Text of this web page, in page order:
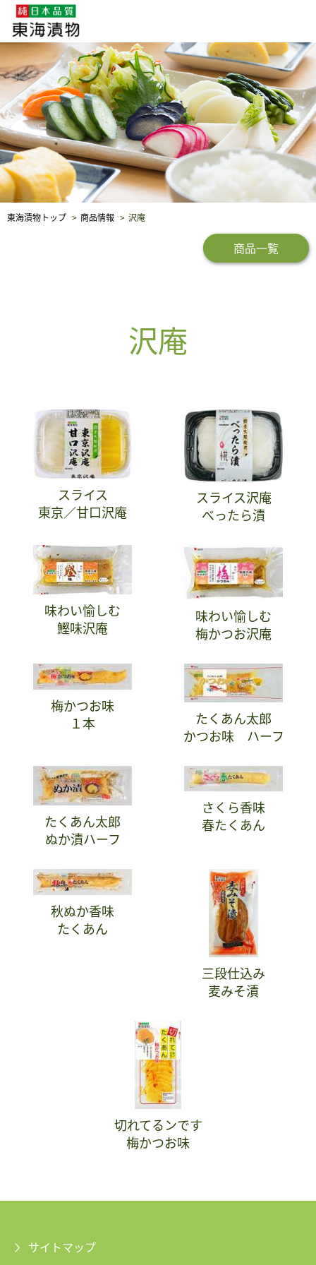
企業・採用情報 社会貢献 品質保証
東海漬物トップ 商品情報 沢庵
商品一覧
沢庵
スライス
東京／甘口沢庵
スライス沢庵
べったら漬
味わい愉しむ
鰹味沢庵
味わい愉しむ
梅かつお沢庵
梅かつお味
１本
たくあん太郎
かつお味 ハーフ
たくあん太郎
ぬか漬ハーフ
さくら香味
春たくあん
秋ぬか香味
たくあん
三段仕込み
麦みそ漬
切れてるンです
梅かつお味
サイトマップ